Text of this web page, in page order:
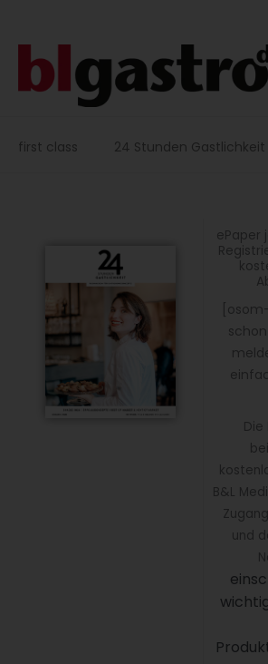
first class 24 Stunden Gastlichkeit
ePaper
Die
B&L
und